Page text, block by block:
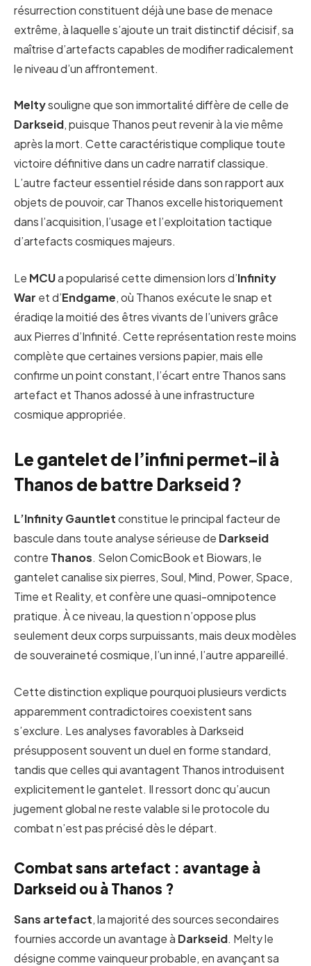
résurrection constituent déjà une base de menace
extrême, à laquelle s’ajoute un trait distinctif décisif, sa
maîtrise d’artefacts capables de modifier radicalement
le niveau d’un affrontement.
Meltysouligne que son immortalité diffère de celle de
Darkseid, puisque Thanos peut revenir à la vie même
après la mort. Cette caractéristique complique toute
victoire définitive dans un cadre narratif classique.
L’autre facteur essentiel réside dans son rapport aux
objets de pouvoir, car Thanos excelle historiquement
dans l’acquisition, l’usage et l’exploitation tactique
d’artefacts cosmiques majeurs.
Le MCUa popularisé cette dimension lors d’Infinity
War et d’Endgame, où Thanos exécute le snap et
éradiqe la moitié des êtres vivants de l’univers grâce
aux Pierres d’Infinité. Cette représentation reste moins
complète que certaines versions papier, mais elle
confirme un point constant, l’écart entre Thanos sans
artefact et Thanos adossé à une infrastructure
cosmique appropriée.
Le gantelet de l’infini permet-il à
Thanos de battre Darkseid ?
L’Infinity Gauntletconstitue le principal facteur de
bascule dans toute analyse sérieuse de Darkseid
contre Thanos. Selon ComicBook et Biowars, le
gantelet canalise six pierres, Soul, Mind, Power, Space,
Time et Reality, et confère une quasi-omnipotence
pratique. À ce niveau, la question n’oppose plus
seulement deux corps surpuissants, mais deux modèles
de souveraineté cosmique, l’un inné, l’autre appareillé.
Cette distinction explique pourquoi plusieurs verdicts
apparemment contradictoires coexistent sans
s’exclure. Les analyses favorables à Darkseid
présupposent souvent un duel en forme standard,
tandis que celles qui avantagent Thanos introduisent
explicitement le gantelet. Il ressort donc qu’aucun
jugement global ne reste valable si le protocole du
combat n’est pas précisé dès le départ.
Combat sans artefact : avantage à
Darkseid ou à Thanos ?
Sans artefact, la majorité des sources secondaires
fournies accorde un avantage à Darkseid. Melty le
désigne comme vainqueur probable, en avançant sa